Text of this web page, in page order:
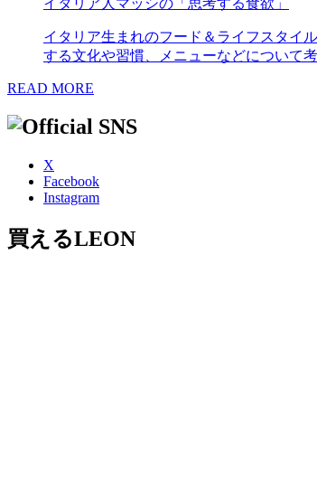
イタリア人マッシの「思考する食欲」
イタリア生まれのフード＆ライフスタイ
する文化や習慣、メニューなどについて考
READ MORE
X
Facebook
Instagram
買えるLEON